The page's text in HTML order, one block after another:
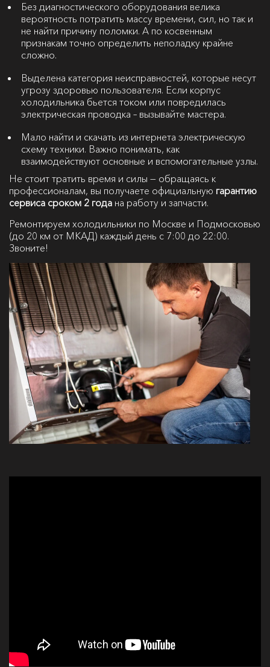
Без диагностического оборудования велика
вероятность потратить массу времени, сил, но так и
не найти причину поломки. А по косвенным
признакам точно определить неполадку крайне
сложно.
Выделена категория неисправностей, которые несут
угрозу здоровью пользователя. Если корпус
холодильника бьется током или повредилась
электрическая проводка – вызывайте мастера.
Мало найти и скачать из интернета электрическую
схему техники. Важно понимать, как
взаимодействуют основные и вспомогательные узлы.
Не стоит тратить время и силы — обращаясь к
профессионалам, вы получаете официальную гарантию
сервиса сроком 2 года на работу и запчасти.
Ремонтируем холодильники по Москве и Подмосковью
(до 20 км от МКАД) каждый день с 7:00 до 22:00.
Звоните!